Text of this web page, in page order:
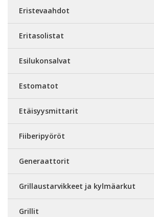
Eristevaahdot
Eritasolistat
Esilukonsalvat
Estomatot
Etäisyysmittarit
Fiiberipyöröt
Generaattorit
Grillaustarvikkeet ja kylmäarkut
Grillit